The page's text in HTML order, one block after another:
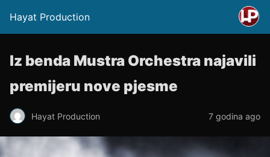
Hayat Production
Iz benda Mustra Orchestra najavili
premijeru nove pjesme
Hayat Production 7 godina ago